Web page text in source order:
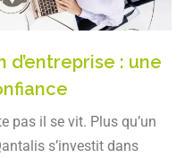
: une
pas il se vit. Plus qu’un
s’investit dans